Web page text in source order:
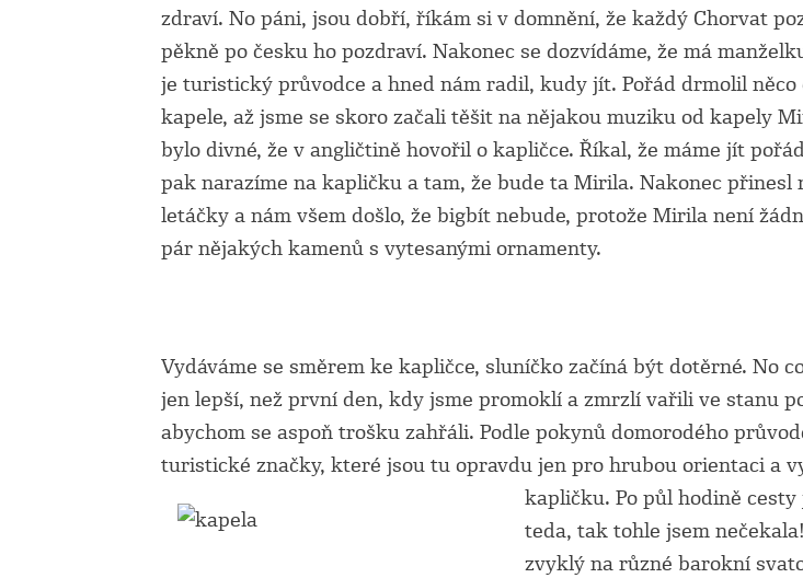
zdraví. No páni, jsou dobří, říkám si v domnění, že každý Chorvat
pěkně po česku ho pozdraví. Nakonec se dozvídáme, že má
je turistický průvodce a hned nám radil, kudy jít. Pořád drmolil
kapele, až jsme se skoro začali těšit na nějakou muziku od kapely
bylo divné, že v angličtině hovořil o kapličce. Říkal, že máme jít
pak narazíme na kapličku a tam, že bude ta Mirila. Nakonec přinesl
letáčky a nám všem došlo, že bigbít nebude, protože Mirila není
pár nějakých kamenů s vytesanými ornamenty.
Vydáváme se směrem ke kapličce, sluníčko začíná být dotěrné. No
jen lepší, než první den, kdy jsme promoklí a zmrzlí vařili ve stanu
abychom se aspoň trošku zahřáli. Podle pokynů domorodého
turistické značky, které jsou tu opravdu jen pro hrubou orientaci a
kapličku. Po půl hodině
teda, tak tohle jsem
zvyklý na různé barokní